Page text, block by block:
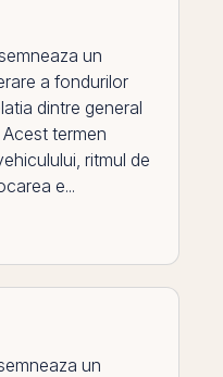
un
a fondurilor
dintre general
termen
ritmul de
e...
un